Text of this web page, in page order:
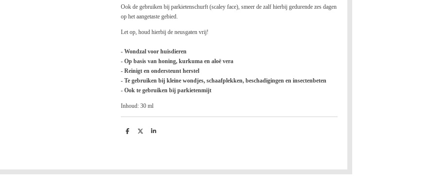
Ook de gebruiken bij parkietenschurft (scaley face), smeer de zalf hierbij gedurende zes dagen
op het aangetaste gebied.
Let op, houd hierbij de neusgaten vrij!
- Wondzal voor huisdieren
- Op basis van honing, kurkuma en aloë vera
- Reinigt en ondersteunt herstel
- Te gebruiken bij kleine wondjes, schaafplekken, beschadigingen en insectenbeten
- Ook te gebruiken bij parkietenmijt
Inhoud: 30 ml
D
D
S